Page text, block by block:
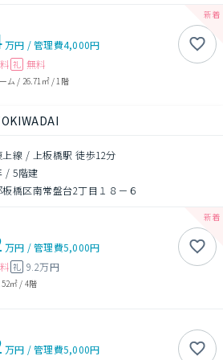
万円 /管理費4,000円
礼 無料
ム / 26.71㎡/ 1階
上線 / 上板橋駅 徒歩12分
/5階建
板橋区南常盤台2丁目１８－６
万円 /管理費5,000円
礼 9.2万円
㎡ / 4階
万円 /管理費5,000円